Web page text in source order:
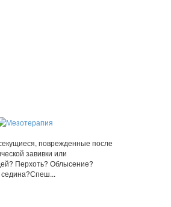
поврежденные после
завивки или
Перхоть? Облысение?